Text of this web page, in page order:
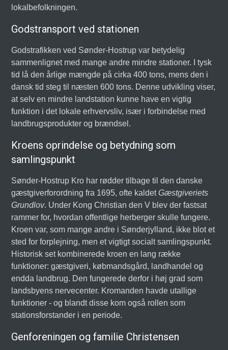
lokalbefolkningen.
Godstransport ved stationen
Godstrafikken ved Sønder-Hostrup var betydelig
sammenlignet med mange andre mindre stationer. I tysk
tid lå den årlige mængde på cirka 400 tons, mens den i
dansk tid steg til næsten 600 tons. Denne udvikling viser,
at selv en mindre landstation kunne have en vigtig
funktion i det lokale erhvervsliv, især i forbindelse med
landbrugsprodukter og brændsel.
Kroens oprindelse og betydning som
samlingspunkt
Sønder-Hostrup Kro har rødder tilbage til den danske
gæstgiverforordning fra 1695, ofte kaldetGæstgiveriets
Grundlov. Under Kong Christian den V blev der fastsat
rammer for, hvordan offentlige herberger skulle fungere.
Kroen var, som mange andre i Sønderjylland, ikke blot et
sted for forplejning, men et vigtigt socialt samlingspunkt.
Historisk set kombinerede kroen en lang række
funktioner: gæstgiveri, købmandsgård, landhandel og
endda landbrug. Den fungerede derfor i høj grad som
landsbyens nervecenter. Kromanden havde utallige
funktioner - og blandt disse kom også rollen som
stationsforstander i en periode.
Genforeningen og familie Christensen